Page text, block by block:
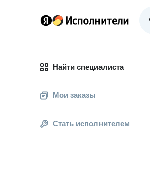
Найти специалиста
Мои заказы
Стать исполнителем